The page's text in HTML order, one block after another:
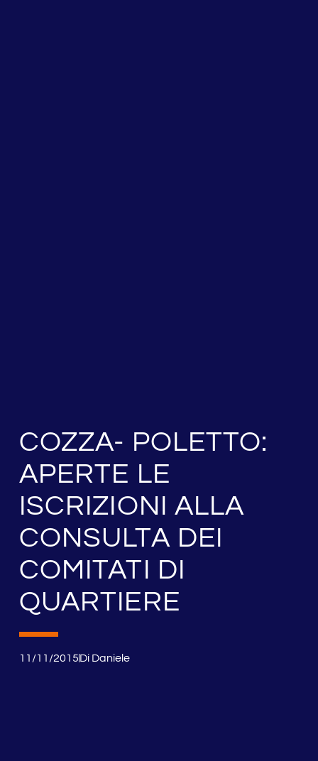
COZZA- POLETTO:
APERTE LE
ISCRIZIONI ALLA
CONSULTA DEI
COMITATI DI
QUARTIERE
11/11/2015DiDaniele